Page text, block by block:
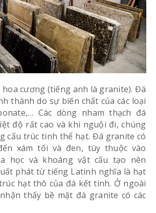
cương (tiếng anh là granite). Đá
thành do sự biến chất của các loại
Các dòng nham thạch đá
độ rất cao và khi nguội đi, chúng
cấu trúc tinh thể hạt. Đá granite có
xám tối và đen, tùy thuộc vào
học và khoáng vật cấu tạo nên
phát từ tiếng Latinh nghĩa là hạt
hạt thô của đá kết tinh. Ở ngoài
thấy bề mặt đá granite có các